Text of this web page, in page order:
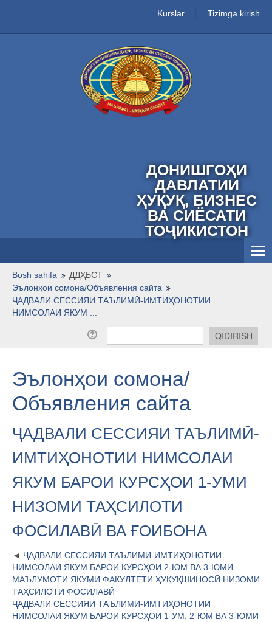
Kurslar Tizimga kirish
ДОНИШГОҲИ
ДАВЛАТИИ
ҲУҚУҚ, БИЗНЕС
ВА СИЁСАТИ
ТОҶИКИСТОН
O'zbekcha ‎(uz)‎
Bosh sahifa
ДДҲБСТ
Эълонҳои сомона/Объявления сайта
ҶАДВАЛИ СЕССИЯИ ТАЪЛИМӢ-ИМТИҲОНОТИИ
НИМСОЛАИ ЯКУМ ...
Эълонҳои сомона/
Объявления сайта
ҶАДВАЛИ СЕССИЯИ ТАЪЛИМӢ-
ИМТИҲОНОТИИ НИМСОЛАИ
ЯКУМ БАРОИ КУРСҲОИ 1-УМИ
НИЗОМИ ТАҲСИЛОТИ
ФОСИЛАВӢ ВА ҒОИБОНА
ҶАДВАЛИ СЕССИЯИ ТАЪЛИМӢ-ИМТИҲОНОТИИ
НИМСОЛАИ ЯКУМ БАРОИ КУРСҲОИ 2-ЮМ ВА 3-ЮМИ
МАЪЛУМОТИ ЯКУМИ ФАКУЛТЕТИ ҲУҚУҚШИНОСӢ НИЗОМИ
ТАҲСИЛОТИ ФОСИЛАВӢ
ҶАДВАЛИ СЕССИЯИ ТАЪЛИМӢ-ИМТИҲОНОТИИ
НИМСОЛАИ ЯКУМ БАРОИ КУРСҲОИ 1-УМ, 2-ЮМ ВА 3-ЮМИ